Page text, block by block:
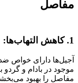
مفاصل
1. کاهش التهاب‌ها:
آجیل‌ها دارای خواص ضد
موجود در بادام و
مفاصل را بهبود